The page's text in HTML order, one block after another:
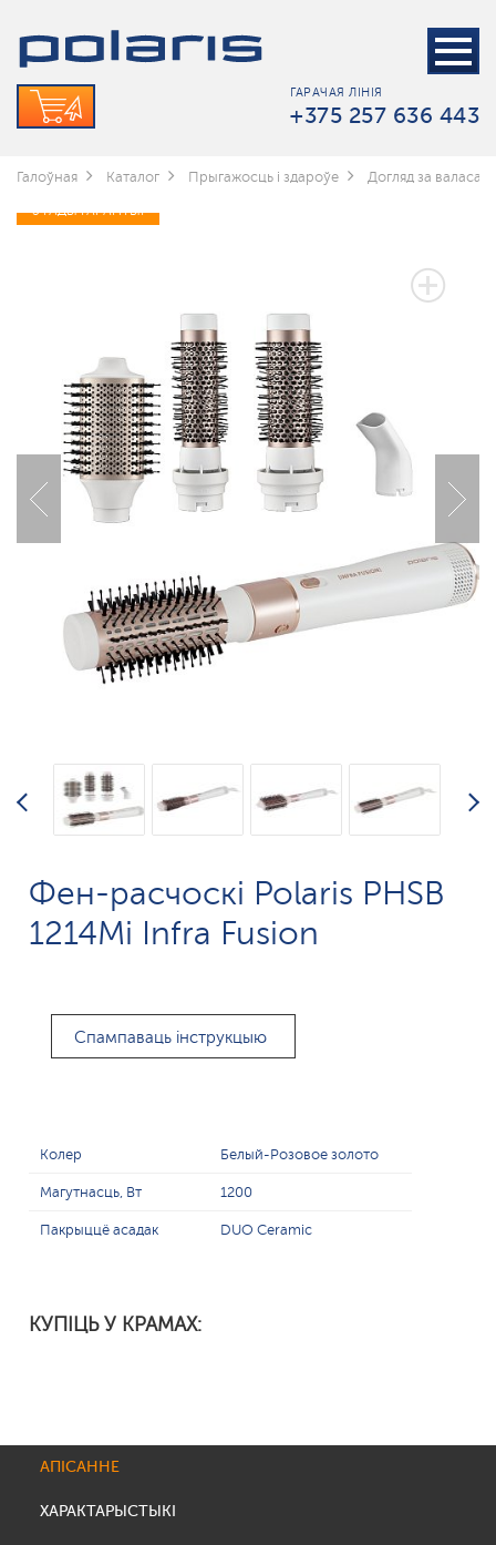
ГАРАЧАЯ ЛІНІЯ
+375 257 636 443
Галоўная Каталог Прыгажосць і здароўе Догляд за валасамі
3 ГАДЫ ГАРАНТЫІ
Фен-расчоскі Polaris PHSB
1214Mi Infra Fusion
Спампаваць інструкцыю
Колер Белый-Розовое золото
Магутнасць, Вт 1200
Пакрыццё асадак DUO Ceramic
КУПІЦЬ У КРАМАХ:
АПІСАННЕ
ХАРАКТАРЫСТЫКІ